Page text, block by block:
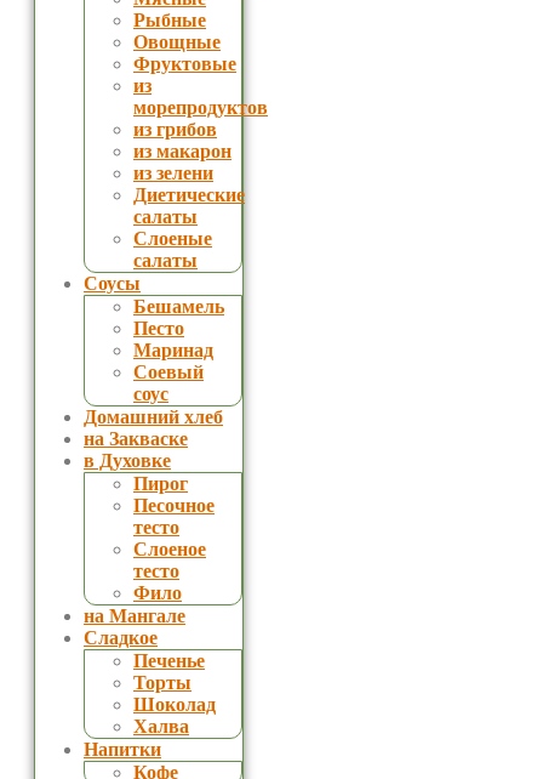
Рыбные
Овощные
Фруктовые
из
морепродуктов
из грибов
из макарон
из зелени
Диетические
салаты
Слоеные
салаты
Соусы
Бешамель
Песто
Маринад
Соевый
соус
Домашний хлеб
на Закваске
в Духовке
Пирог
Песочное
тесто
Слоеное
тесто
Фило
на Мангале
Сладкое
Печенье
Торты
Шоколад
Халва
Напитки
Кофе